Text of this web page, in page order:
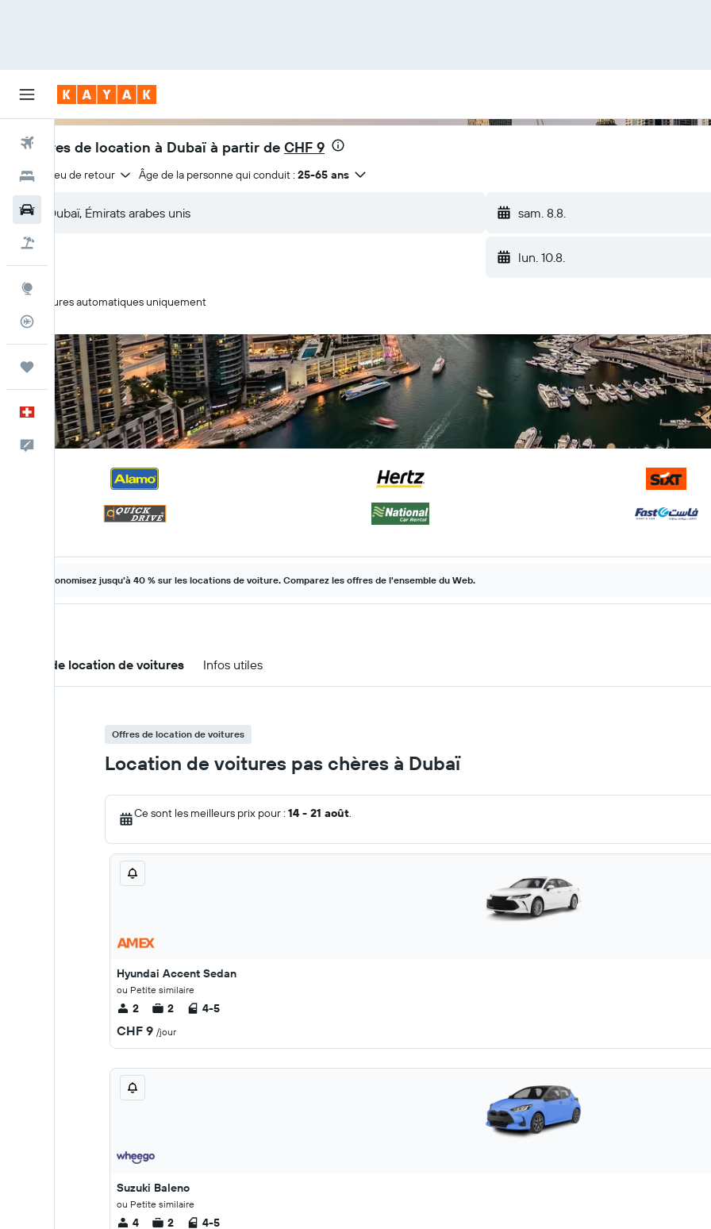
Vols
Hôtels
Voitures
Trips
Français
Commentaires
Voitures de location à Dubaï à partir de CHF 9
Même lieu de retour Âge de la personne qui conduit : 25-65 ans
sam. 8.8.
lun. 10.8.
Voitures automatiques uniquement
Économisez jusqu'à 40 % sur les locations de voiture. Comparez les offres de l'ensemble du Web.
Offres de location de voitures Infos utiles
Offres de location de voitures
Location de voitures pas chères à Dubaï
Ce sont les meilleurs prix pour : 14 - 21 août.
Hyundai Accent Sedan
ou Petite similaire
2 2 4-5
CHF 9 /jour
Suzuki Baleno
ou Petite similaire
4 2 4-5